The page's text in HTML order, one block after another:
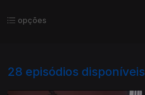
opções
28 episódios disponíveis